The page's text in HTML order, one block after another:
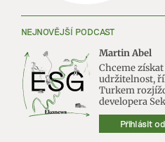
NEJNOVĚJŠÍ PODCAST
Martin Abel
Chceme
udržitelnost,
Turkem
developera
Přihlásit